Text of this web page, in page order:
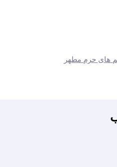
های حرم مطهر